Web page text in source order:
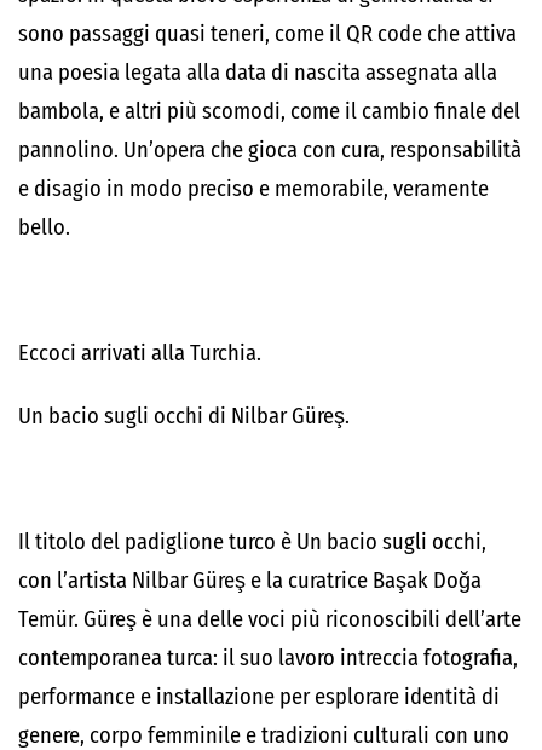
sono passaggi quasi teneri, come il QR code che attiva
una poesia legata alla data di nascita assegnata alla
bambola, e altri più scomodi, come il cambio finale del
pannolino. Un’opera che gioca con cura, responsabilità
e disagio in modo preciso e memorabile, veramente
bello.
Eccoci arrivati alla Turchia.
Un bacio sugli occhi di Nilbar Güreş.
Il titolo del padiglione turco è Un bacio sugli occhi,
con l’artista Nilbar Güreş e la curatrice Başak Doğa
Temür. Güreş è una delle voci più riconoscibili dell’arte
contemporanea turca: il suo lavoro intreccia fotografia,
performance e installazione per esplorare identità di
genere, corpo femminile e tradizioni culturali con uno